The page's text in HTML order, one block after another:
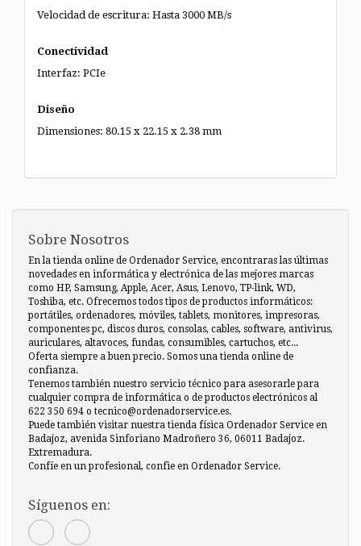
Velocidad de escritura: Hasta 3000 MB/s
Conectividad
Interfaz: PCIe
Diseño
Dimensiones: 80.15 x 22.15 x 2.38 mm
Sobre Nosotros
En la tienda online de Ordenador Service, encontraras las últimas
novedades en informática y electrónica de las mejores marcas
como HP, Samsung, Apple, Acer, Asus, Lenovo, TP-link, WD,
Toshiba, etc. Ofrecemos todos tipos de productos informáticos:
portátiles, ordenadores, móviles, tablets, monitores, impresoras,
componentes pc, discos duros, consolas, cables, software, antivirus,
auriculares, altavoces, fundas, consumibles, cartuchos, etc...
Oferta siempre a buen precio. Somos una tienda online de
confianza.
Tenemos también nuestro servicio técnico para asesorarle para
cualquier compra de informática o de productos electrónicos al
622 350 694 o tecnico@ordenadorservice.es.
Puede también visitar nuestra tienda física Ordenador Service en
Badajoz, avenida Sinforiano Madroñero 36, 06011 Badajoz.
Extremadura.
Confíe en un profesional, confie en Ordenador Service.
Síguenos en: